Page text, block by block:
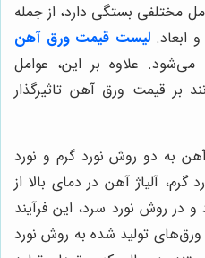
مختلفی بستگی دارد، از جمله
ابعاد.لیست قیمت ورق آهن
علاوه بر این، عوامل
بر قیمت ورق آهن تاثیرگذار
به دو روش نورد گرم و نورد
آلیاژ آهن در دمای بالا از
در روش نورد سرد، این فرآیند
تولید شده به روش نورد